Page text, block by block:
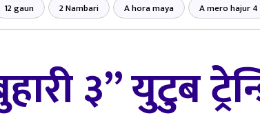
12 gaun 2 Nambari A hora maya A mero hajur 4
३” युटुब